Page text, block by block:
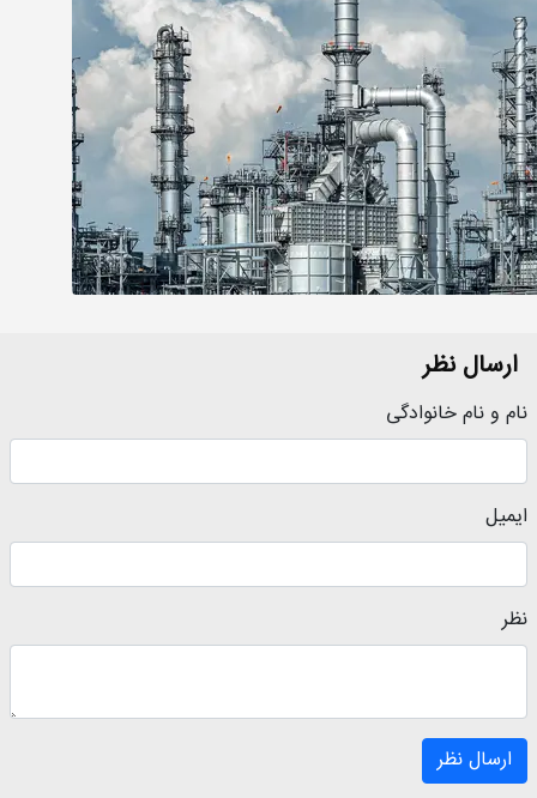
ارسال نظر
نام و نام خانوادگی
ایمیل
نظر
ارسال نظر